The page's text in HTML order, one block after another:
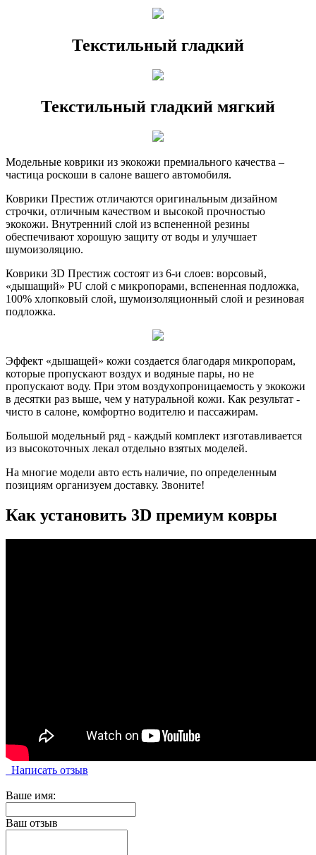
Текстильный гладкий
Текстильный гладкий мягкий
Модельные коврики из экокожи премиального качества –
частица роскоши в салоне вашего автомобиля.
Коврики Престиж отличаются оригинальным дизайном
строчки, отличным качеством и высокой прочностью
экокожи. Внутренний слой из вспененной резины
обеспечивают хорошую защиту от воды и улучшает
шумоизоляцию.
Коврики 3D Престиж состоят из 6-и слоев: ворсовый,
«дышащий» PU слой с микропорами, вспененная подложка,
100% хлопковый слой, шумоизоляционный слой и резиновая
подложка.
Эффект «дышащей» кожи создается благодаря микропорам,
которые пропускают воздух и водяные пары, но не
пропускают воду. При этом воздухопроницаемость у экокожи
в десятки раз выше, чем у натуральной кожи. Как результат -
чисто в салоне, комфортно водителю и пассажирам.
Большой модельный ряд - каждый комплект изготавливается
из высокоточных лекал отдельно взятых моделей.
На многие модели авто есть наличие, по определенным
позициям организуем доставку. Звоните!
Как установить 3D премиум ковры
Написать отзыв
Ваше имя:
Ваш отзыв